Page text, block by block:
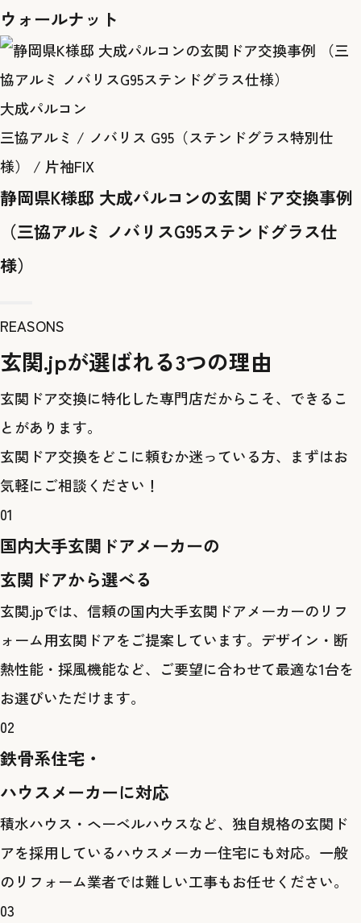
ウォールナット
大成パルコン
三協アルミ / ノバリス G95（ステンドグラス特別仕
様） / 片袖FIX
静岡県K様邸 大成パルコンの玄関ドア交換事例
（三協アルミ ノバリスG95ステンドグラス仕
様）
REASONS
玄関.jpが選ばれる3つの理由
玄関ドア交換に特化した専門店だからこそ、できるこ
とがあります。
玄関ドア交換をどこに頼むか迷っている方、まずはお
気軽にご相談ください！
01
国内大手玄関ドアメーカーの
玄関ドアから選べる
玄関.jpでは、信頼の国内大手玄関ドアメーカーのリフ
ォーム用玄関ドアをご提案しています。デザイン・断
熱性能・採風機能など、ご要望に合わせて最適な1台を
お選びいただけます。
02
鉄骨系住宅・
ハウスメーカーに対応
積水ハウス・ヘーベルハウスなど、独自規格の玄関ド
アを採用しているハウスメーカー住宅にも対応。一般
のリフォーム業者では難しい工事もお任せください。
03